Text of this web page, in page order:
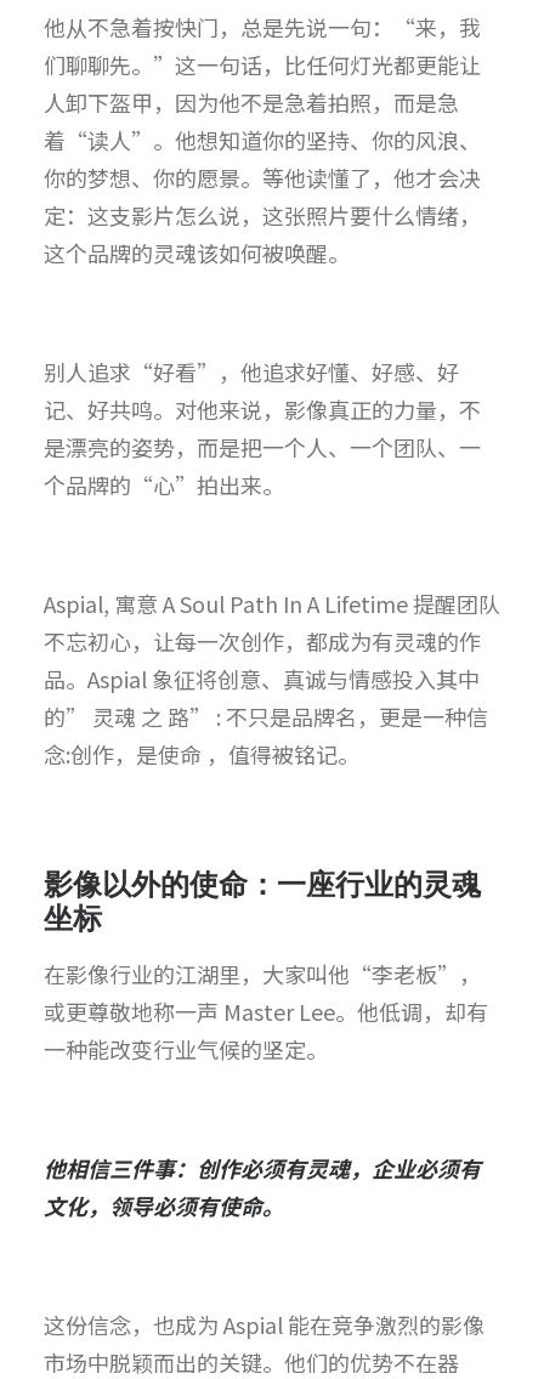
他从不急着按快门，总是先说一句：“来，我
们聊聊先。”这一句话，比任何灯光都更能让
人卸下盔甲，因为他不是急着拍照，而是急
着“读人”。他想知道你的坚持、你的风浪、
你的梦想、你的愿景。等他读懂了，他才会决
定：这支影片怎么说，这张照片要什么情绪，
这个品牌的灵魂该如何被唤醒。
别人追求“好看”，他追求好懂、好感、好
记、好共鸣。对他来说，影像真正的力量，不
是漂亮的姿势，而是把一个人、一个团队、一
个品牌的“心”拍出来。
Aspial, 寓意 A Soul Path In A Lifetime 提醒团队
不忘初心，让每一次创作，都成为有灵魂的作
品。Aspial 象征将创意、真诚与情感投入其中
的” 灵魂 之 路” : 不只是品牌名，更是一种信
念:创作，是使命 ，值得被铭记。
影像以外的使命：一座行业的灵魂
坐标
在影像行业的江湖里，大家叫他“李老板”，
或更尊敬地称一声 Master Lee。他低调，却有
一种能改变行业气候的坚定。
他相信三件事：创作必须有灵魂，企业必须有
文化，领导必须有使命。
这份信念，也成为 Aspial 能在竞争激烈的影像
市场中脱颖而出的关键。他们的优势不在器